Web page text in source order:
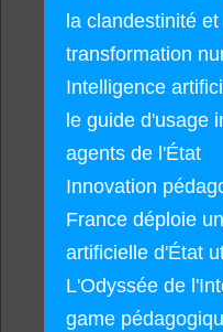
la clandestinité
transformation
Intelligence
le guide d'usage
agents de l'État
Innovation
France déploie
artificielle d'État
L'Odyssée de
game